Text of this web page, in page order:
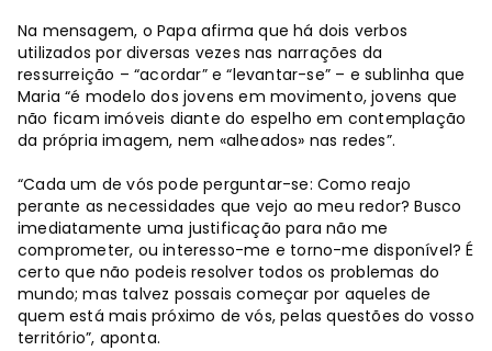
Na mensagem, o Papa afirma que há dois verbos
utilizados por diversas vezes nas narrações da
ressurreição – “acordar” e “levantar-se” – e sublinha que
Maria “é modelo dos jovens em movimento, jovens que
não ficam imóveis diante do espelho em contemplação
da própria imagem, nem «alheados» nas redes”.
“Cada um de vós pode perguntar-se: Como reajo
perante as necessidades que vejo ao meu redor? Busco
imediatamente uma justificação para não me
comprometer, ou interesso-me e torno-me disponível? É
certo que não podeis resolver todos os problemas do
mundo; mas talvez possais começar por aqueles de
quem está mais próximo de vós, pelas questões do vosso
território”, aponta.